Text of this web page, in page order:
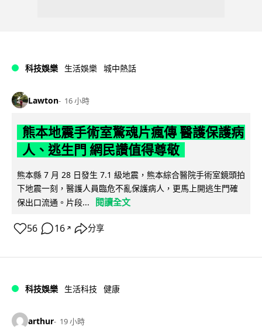
科技娛樂 生活娛樂 城中熱話
Lawton 16 小時
熊本地震手術室驚魂片瘋傳 醫護保護病
人、逃生門 網民讚值得尊敬
熊本縣 7 月 28 日發生 7.1 級地震，熊本綜合醫院手術室鏡頭拍
下地震一刻，醫護人員臨危不亂保護病人，更馬上開逃生門確
保出口流通。片段...
閱讀全文
56 16 ↗ 分享
科技娛樂 生活科技 健康
arthur 19 小時